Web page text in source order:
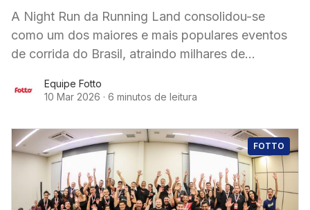
A Night Run da Running Land consolidou-se
como um dos maiores e mais populares eventos
de corrida do Brasil, atraindo milhares de
Organizada pela
Equipe Fotto
10 Mar 2026 · 6 minutos de leitura
FOTTO